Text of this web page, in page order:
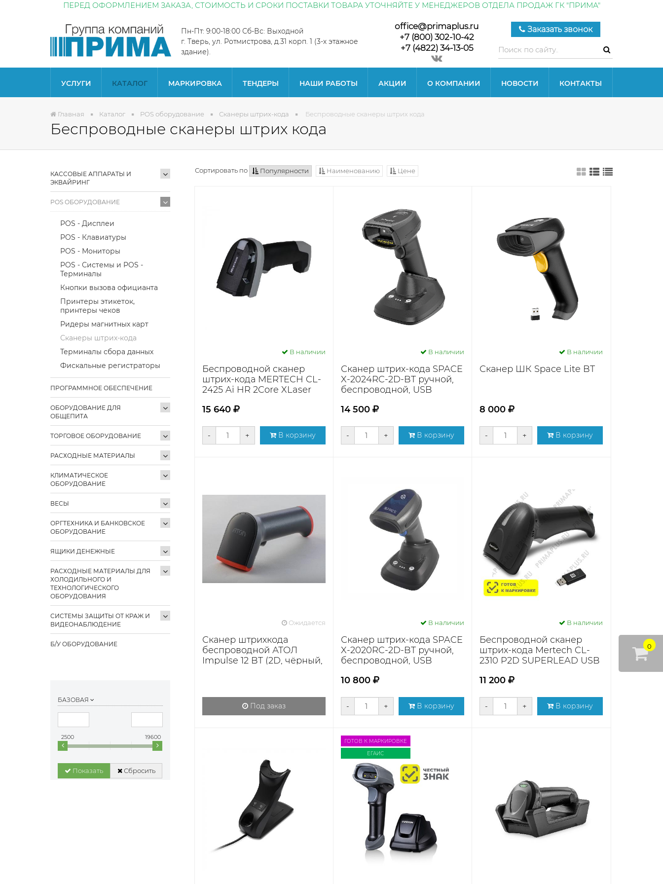
0
ПЕРЕД ОФОРМЛЕНИЕМ ЗАКАЗА, СТОИМОСТЬ И СРОКИ ПОСТАВКИ ТОВАРА УТОЧНЯЙТЕ У МЕНЕДЖЕРОВ ОТДЕЛА ПРОДАЖ ГК "ПРИМА"
Пн-Пт: 9:00-18:00 Сб-Вс: Выходной
г. Тверь, ул. Ротмистрова, д.31 корп. 1 (3-х этажное
здание).
office@primaplus.ru
+7 (800) 302-10-42
+7 (4822) 34-13-05
Заказать звонок
УСЛУГИ КАТАЛОГ МАРКИРОВКА ТЕНДЕРЫ НАШИ РАБОТЫ АКЦИИ О КОМПАНИИ НОВОСТИ КОНТАКТЫ
Главная Каталог POS оборудование Сканеры штрих-кода Беспроводные сканеры штрих кода
Беспроводные сканеры штрих кода
КАССОВЫЕ АППАРАТЫ И
ЭКВАЙРИНГ
POS ОБОРУДОВАНИЕ
POS - Дисплеи
POS - Клавиатуры
POS - Мониторы
POS - Системы и POS -
Терминалы
Кнопки вызова официанта
Принтеры этикеток,
принтеры чеков
Ридеры магнитных карт
Сканеры штрих-кода
Терминалы сбора данных
Фискальные регистраторы
ПРОГРАММНОЕ ОБЕСПЕЧЕНИЕ
ОБОРУДОВАНИЕ ДЛЯ
ОБЩЕПИТА
ТОРГОВОЕ ОБОРУДОВАНИЕ
РАСХОДНЫЕ МАТЕРИАЛЫ
КЛИМАТИЧЕСКОЕ
ОБОРУДОВАНИЕ
ВЕСЫ
ОРГТЕХНИКА И БАНКОВСКОЕ
ОБОРУДОВАНИЕ
ЯЩИКИ ДЕНЕЖНЫЕ
РАСХОДНЫЕ МАТЕРИАЛЫ ДЛЯ
ХОЛОДИЛЬНОГО И
ТЕХНОЛОГИЧЕСКОГО
ОБОРУДОВАНИЯ
СИСТЕМЫ ЗАЩИТЫ ОТ КРАЖ И
ВИДЕОНАБЛЮДЕНИЕ
Б/У ОБОРУДОВАНИЕ
БАЗОВАЯ
2500 19600
Показать Сбросить
Сортировать по Популярности Наименованию Цене
В наличии
Беспроводной сканер
штрих-кода MERTECH CL-
2425 Ai HR 2Core XLaser
15 640
- + В корзину
В наличии
Сканер штрих-кода SPACE
X-2024RC-2D-BT ручной,
беспроводной, USB
14 500
- + В корзину
В наличии
Сканер ШК Space Lite BT
8 000
- + В корзину
Ожидается
Сканер штрихкода
беспроводной АТОЛ
Impulse 12 BT (2D, чёрный,
Под заказ
В наличии
Сканер штрих-кода SPACE
X-2020RC-2D-BT ручной,
беспроводной, USB
10 800
- + В корзину
В наличии
Беспроводной сканер
штрих-кода Mertech CL-
2310 P2D SUPERLEAD USB
11 200
- + В корзину
ГОТОВ К МАРКИРОВКЕ
ЕГАИС